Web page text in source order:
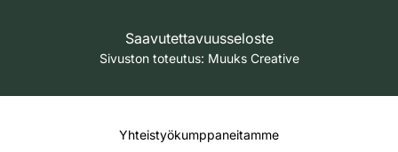
Saavutettavuusseloste
Sivuston toteutus: Muuks Creative
Yhteistyökumppaneitamme